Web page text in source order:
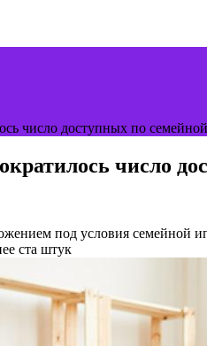
число доступных по
число
под условия
ста штук